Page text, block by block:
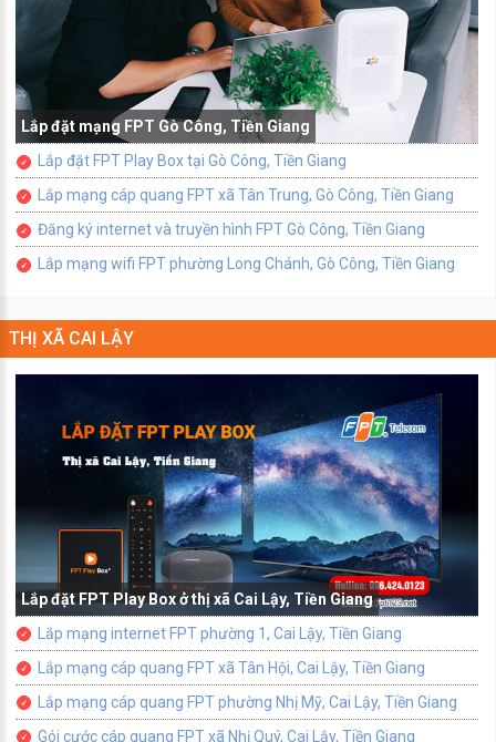
Lắp đặt mạng FPT Gò Công, Tiền Giang
Lắp đặt FPT Play Box tại Gò Công, Tiền Giang
Lắp mạng cáp quang FPT xã Tân Trung, Gò Công, Tiền Giang
Đăng ký internet và truyền hình FPT Gò Công, Tiền Giang
Lắp mạng wifi FPT phường Long Chánh, Gò Công, Tiền Giang
THỊ XÃ CAI LẬY
Lắp đặt FPT Play Box ở thị xã Cai Lậy, Tiền Giang
Lắp mạng internet FPT phường 1, Cai Lậy, Tiền Giang
Lắp mạng cáp quang FPT xã Tân Hội, Cai Lậy, Tiền Giang
Lắp mạng cáp quang FPT phường Nhị Mỹ, Cai Lậy, Tiền Giang
Gói cước cáp quang FPT xã Nhị Quý, Cai Lậy, Tiền Giang